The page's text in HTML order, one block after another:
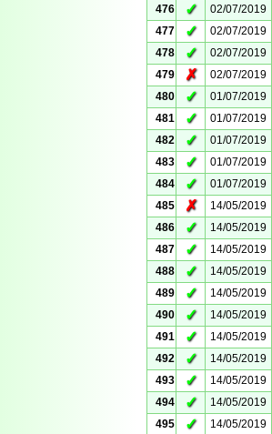
476
✓ 02/07/2019
477
✓ 02/07/2019
478
✓ 02/07/2019
479
✗ 02/07/2019
480
✓ 01/07/2019
481
✓ 01/07/2019
482
✓ 01/07/2019
483
✓ 01/07/2019
484
✓ 01/07/2019
485
✗ 14/05/2019
486
✓ 14/05/2019
487
✓ 14/05/2019
488
✓ 14/05/2019
489
✓ 14/05/2019
490
✓ 14/05/2019
491
✓ 14/05/2019
492
✓ 14/05/2019
493
✓ 14/05/2019
494
✓ 14/05/2019
495
✓ 14/05/2019